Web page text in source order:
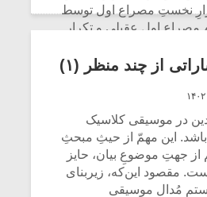
نخستِ مصراع اول توسط
مصراع اولِ عقیلی و تکرار
آن‌هم تا حدودی-
از چند منظر (۱)
در موسیقی کلاسیک
این مهمّ از حیثِ مبحثِ
جهتِ موضوعِ بیان، حایز
مقصود این‌که، زیربنای
مُدالِ موسیقی